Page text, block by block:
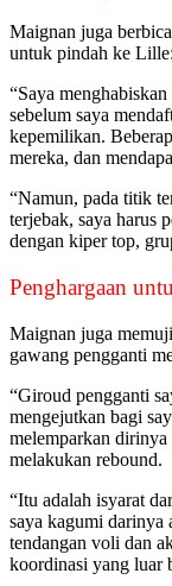
Maignan juga
untuk pindah ke Lille:
“Saya
sebelum saya
kepemilikan.
mereka, dan
“Namun, pada titik
terjebak, saya harus
dengan kiper top,
Penghargaan
Maignan juga
gawang pengganti
“Giroud pengganti
mengejutkan bagi
melemparkan dirinya
melakukan rebound.
“Itu adalah isyarat
saya kagumi darinya
tendangan voli dan
koordinasi yang luar